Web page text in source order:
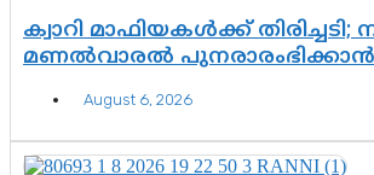
ക്വാറി മാഫിയകൾക്ക് തിരിച്ചടി;
മണൽവാരൽ പുനരാരംഭിക്കാൻ
August 6, 2026